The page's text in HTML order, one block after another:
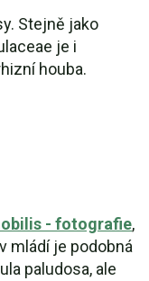
Stejně jako
je i
houba.
- fotografie,
mládí je podobná
paludosa, ale